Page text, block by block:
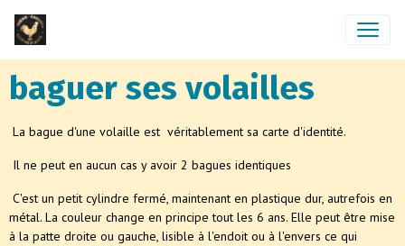
baguer ses volailles
La bague d'une volaille est véritablement sa carte d'identité.
Il ne peut en aucun cas y avoir 2 bagues identiques
C'est un petit cylindre fermé, maintenant en plastique dur, autrefois en
métal. La couleur change en principe tout les 6 ans. Elle peut être mise
à la patte droite ou gauche, lisible à l'endoit ou à l'envers ce qui